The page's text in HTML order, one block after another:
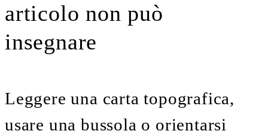
articolo non può
insegnare
Leggere una carta topografica,
usare una bussola o orientarsi